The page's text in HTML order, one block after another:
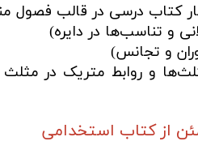
کتاب درسی در قالب
و تناسب‌ها در دایره)
و تجانس)
و روابط متریک در مثلث
از کتاب استخدامی